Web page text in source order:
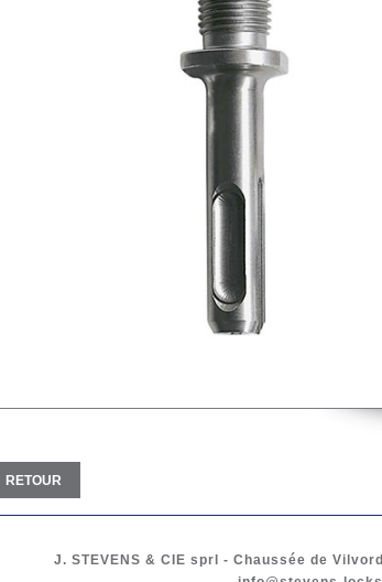
RETOUR
J. STEVENS & CIE sprl - Chaussée de